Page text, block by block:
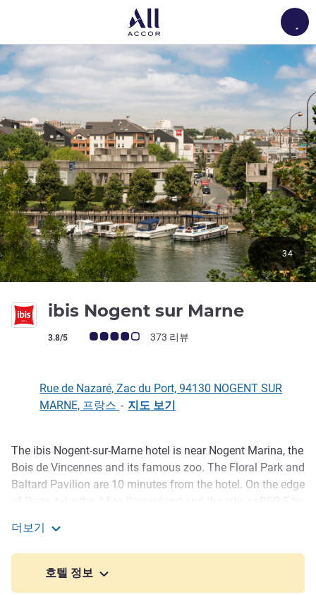
ibis Nogent sur Marne
고객 평점 (ALL 평가)
3.8/5 373 리뷰
34
Rue de Nazaré, Zac du Port, 94130 NOGENT SUR
MARNE, 프랑스 - 지도 보기
호텔설명
The ibis Nogent-sur-Marne hotel is near Nogent Marina, the
Bois de Vincennes and its famous zoo. The Floral Park and
Baltard Pavilion are 10 minutes from the hotel. On the edge
fully-renovated bedrooms, a restaurant bar lounge with
terrace and private undercover paid car park next door.
From Paris or Metz/Nancy (A4): Nogent-sur-Marne exit
더보기
호텔 정보